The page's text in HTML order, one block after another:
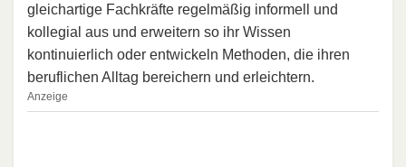
gleichartige Fachkräfte regelmäßig informell und
kollegial aus und erweitern so ihr Wissen
kontinuierlich oder entwickeln Methoden, die ihren
beruflichen Alltag bereichern und erleichtern.
Anzeige